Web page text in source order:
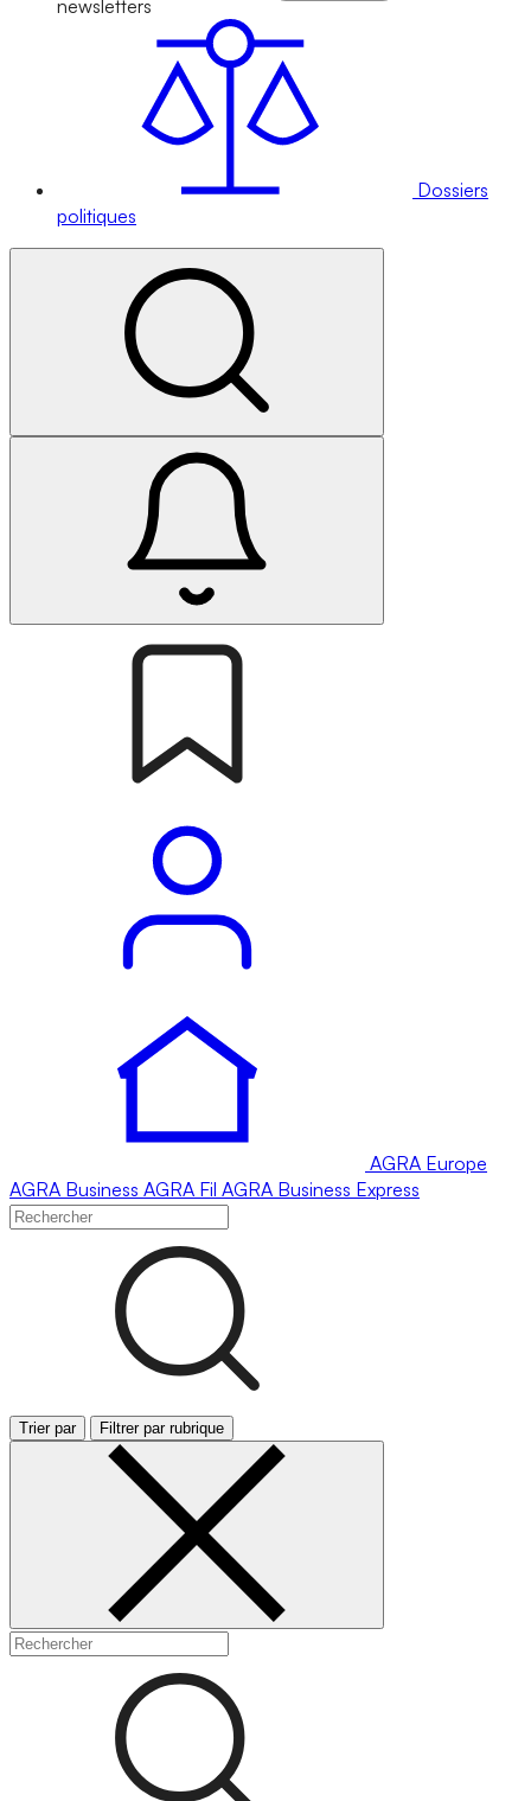
newsletters
Dossiers
politiques
AGRA Europe
AGRA Business AGRA Fil AGRA Business Express
Trier par Filtrer par rubrique